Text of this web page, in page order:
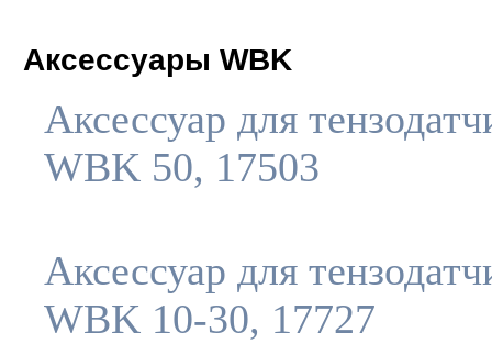
Аксессуары WBK
Аксессуар для
WBK 50, 17503
Аксессуар для
WBK 10-30, 17727